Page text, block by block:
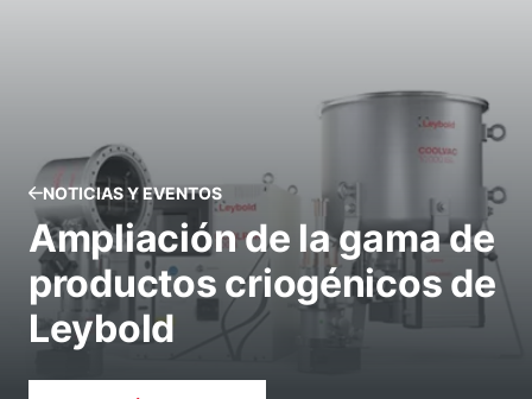
NOTICIAS Y EVENTOS
Ampliación de la gama de
productos criogénicos de
Leybold